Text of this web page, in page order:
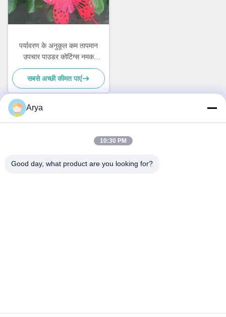
पर्यावरण के अनुकूल कम तापमान
उपचार पाउडर कोटिंग्स नमक
छिड़काव प्रतिरोध
सबसे अच्छी कीमत पाएं
पता
Arya
10:30 PM
Good day, what product are you looking for?